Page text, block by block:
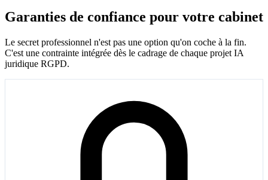
Garanties de confiance pour votre cabinet
Le secret professionnel n'est pas une option qu'on coche à la fin.
C'est une contrainte intégrée dès le cadrage de chaque projet IA
juridique RGPD.